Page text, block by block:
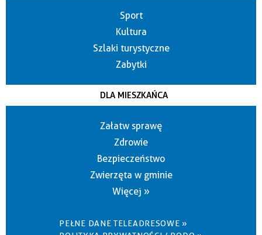
Sport
Kultura
Szlaki turystyczne
Zabytki
DLA MIESZKAŃCA
Załatw sprawę
Zdrowie
Bezpieczeństwo
Zwierzęta w gminie
Więcej »
PEŁNE DANE TELEADRESOWE »